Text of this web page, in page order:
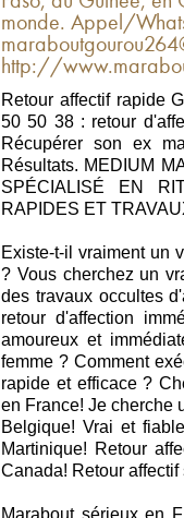
monde. Appel/
http://
Retour affectif rapide
50 50 38 : retour
Récupérer son ex
Résultats. MEDIUM
SPÉCIALISÉ EN
RAPIDES ET
Existe-t-il vraiment un
? Vous cherchez un
des travaux occultes
retour d'affection
amoureux et
femme ? Comment
rapide et efficace ?
en France! Je cherche
Belgique! Vrai et
Martinique! Retour
Canada! Retour
Marabout sérieux en